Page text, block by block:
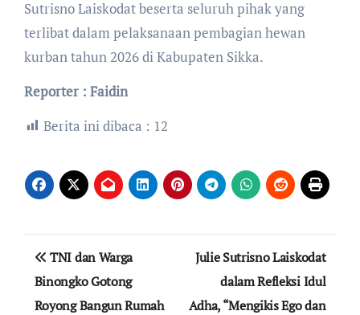
Sutrisno Laiskodat beserta seluruh pihak yang
terlibat dalam pelaksanaan pembagian hewan
kurban tahun 2026 di Kabupaten Sikka.
Reporter : Faidin
Berita ini dibaca : 12
Navigasi
pos
TNI dan Warga
Binongko Gotong
Royong Bangun Rumah
Julie Sutrisno Laiskodat
dalam Refleksi Idul
Adha, “Mengikis Ego dan